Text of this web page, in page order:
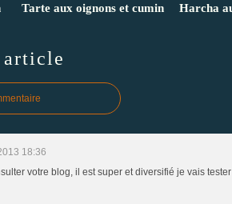
Tarte aux oignons et cumin Harcha
article
18:36
votre blog, il est super et diversifié je vais